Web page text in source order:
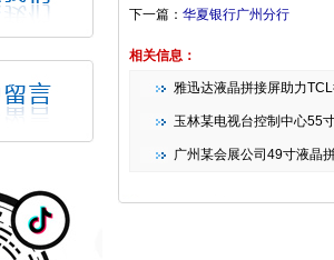
下一篇： 华夏银行广州分行
相关信息：
雅迅达液晶拼接屏助力TCL德龙产业
玉林某电视台控制中心55
广州某会展公司49寸液晶